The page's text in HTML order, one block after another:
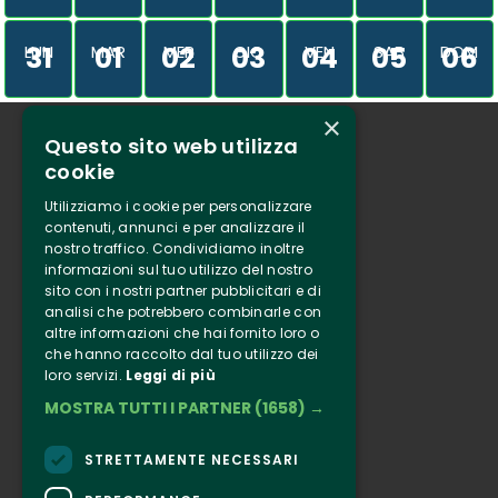
LUN
31 MAR
01 MER
02 GIO
03 VEN
04 SAB
05 DOM
06
Chi siamo
Tenuta Selvaggia
Contatti
Biglietteria
Clappit
Informazione
Seguici
Facebook
×
Questo sito web utilizza
cookie
Utilizziamo i cookie per personalizzare
contenuti, annunci e per analizzare il
nostro traffico. Condividiamo inoltre
informazioni sul tuo utilizzo del nostro
sito con i nostri partner pubblicitari e di
analisi che potrebbero combinarle con
altre informazioni che hai fornito loro o
che hanno raccolto dal tuo utilizzo dei
loro servizi. Leggi di più
MOSTRA TUTTI I PARTNER (1658) →
STRETTAMENTE NECESSARI